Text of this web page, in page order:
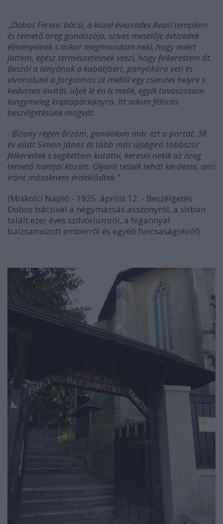
,,Dobos Ferenc bácsi, a közel évezredes Avasi templom
és temető öreg gondozója, szives mesélője évtizedek
élményeinek s mikor megmondom neki, hogy miért
jöttem, egész természetesnek veszi, hogy felkerestem őt.
Beszól a lányának a kabátjáért, panyókára veti és
elvonulunk a forgalmas út mellől egy csendes helyre s
kedvesen invitál, üljek le én is mellé, egyik tavaszosam
langymeleg kriptapárkányra. Itt adom félórás
beszélgetésünk magvát.
- Bizony régen őrzöm, gondolom már ezt a portát. 38
év alatt Simon János és több más újságíró többször
felkerestek s segítettem kutatni, keresni nekik az öreg
temető hantjai között. Olyant tessék tehát kérdezni, ami
iránt másoknem érdeklődtek."
(Miskolci Napló - 1925. április 12. - Beszélgetés
Dobos bácsival a négymázsás asszonyról, a sírban
talált ezer éves szilvóriumról, a higannyal
balzsamozott emberről és egyéb furcsaságokról)